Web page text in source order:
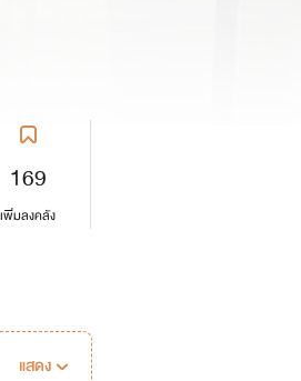
169
เพิ่มลงคลัง
แสดง